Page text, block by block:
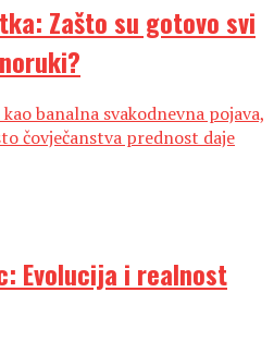
Zašto su gotovo svi
banalna svakodnevna pojava,
čovječanstva prednost daje
Evolucija i realnost